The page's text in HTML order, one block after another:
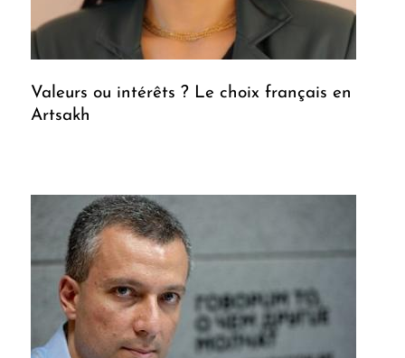
Valeurs ou intérêts ? Le choix français en
Artsakh